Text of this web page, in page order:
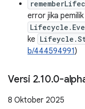
error jika
ke
b/444594991)
Versi 2.10.0-
8 Oktober 2025